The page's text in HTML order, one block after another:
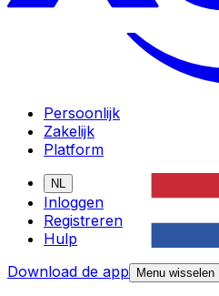
Persoonlijk
Zakelijk
Platform
NL
Inloggen
Registreren
Hulp
Download de app
Menu wisselen